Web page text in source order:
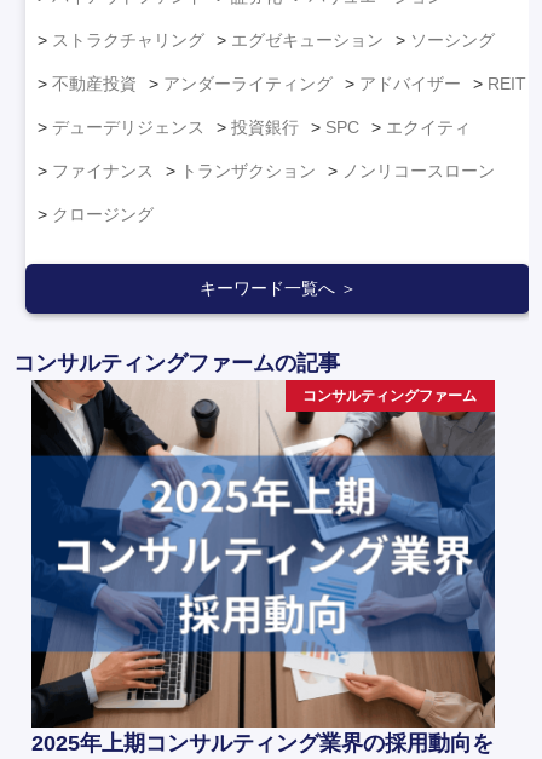
ストラクチャリング エグゼキューション ソーシング
不動産投資 アンダーライティング アドバイザー REIT
デューデリジェンス 投資銀行 SPC エクイティ
ファイナンス トランザクション ノンリコースローン
クロージング
キーワード一覧へ ＞
コンサルティングファームの記事
コンサルティングファーム
2025年上期コンサルティング業界の採用動向を